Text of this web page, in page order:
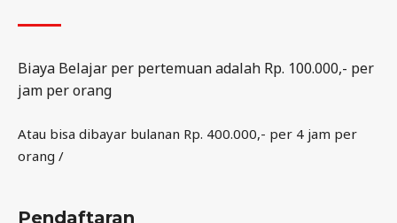
Biaya Belajar per pertemuan adalah Rp. 100.000,- per
jam per orang
Atau bisa dibayar bulanan Rp. 400.000,- per 4 jam per
orang /
Pendaftaran